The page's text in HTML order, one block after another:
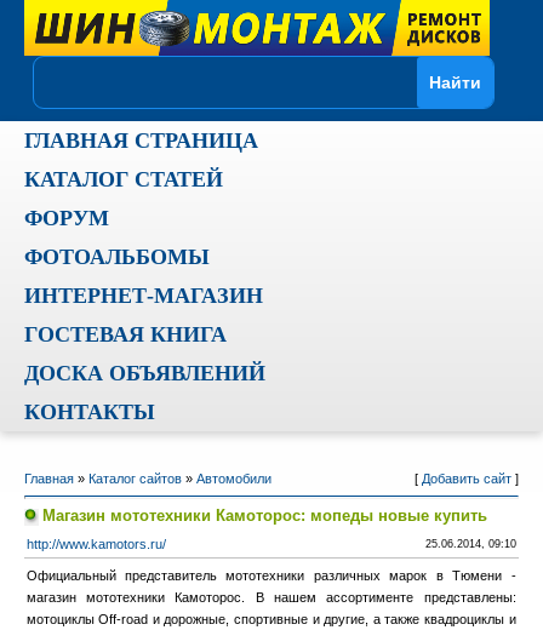
ГЛАВНАЯ СТРАНИЦА
КАТАЛОГ СТАТЕЙ
ФОРУМ
ФОТОАЛЬБОМЫ
ИНТЕРНЕТ-МАГАЗИН
ГОСТЕВАЯ КНИГА
ДОСКА ОБЪЯВЛЕНИЙ
КОНТАКТЫ
Главная» Каталог сайтов» Автомобили [ Добавить сайт]
Магазин мототехники Камоторос: мопеды новые купить
http://www.kamotors.ru/ 25.06.2014, 09:10
Официальный представитель мототехники различных марок в Тюмени -
магазин мототехники Камоторос. В нашем ассортименте представлены:
мотоциклы Off-road и дорожные, спортивные и другие, а также квадроциклы и